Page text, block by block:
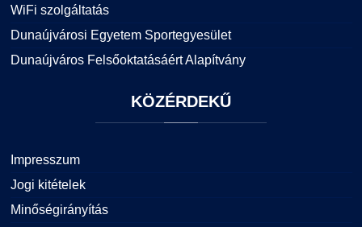
WiFi szolgáltatás
Dunaújvárosi Egyetem Sportegyesület
Dunaújváros Felsőoktatásáért Alapítvány
KÖZÉRDEKŰ
Impresszum
Jogi kitételek
Minőségirányítás